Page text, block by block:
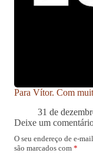
Para Vítor. Com
31 de
Deixe um
O seu endereço de e-
são marcados com *